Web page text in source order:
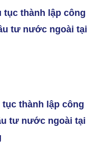
tục thành lập công
tư nước ngoài tại
thành lập công
tư nước ngoài tại